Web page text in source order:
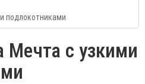
подлокотниками
с узкими